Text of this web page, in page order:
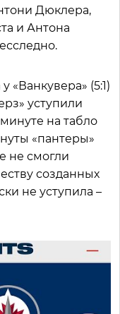
Дюклера,
и Антона
«Ванкувера» (5:1)
уступили
на табло
«пантеры»
не смогли
созданных
не уступила –